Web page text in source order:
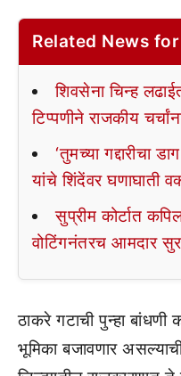
Related News
शिवसेना चिन्ह
टिप्पणीने राजकीय
‘तुमच्या गद्दारीचा
यांचे शिंदेंवर घणाघाती
सुप्रीम कोर्टात
वोटिंगनंतरच आमदार
ठाकरे गटाची पुन्हा
भूमिका बजावणार